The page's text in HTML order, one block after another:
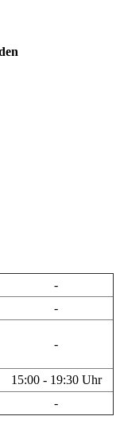
-
-
-
15:00 - 19:30 Uhr
-